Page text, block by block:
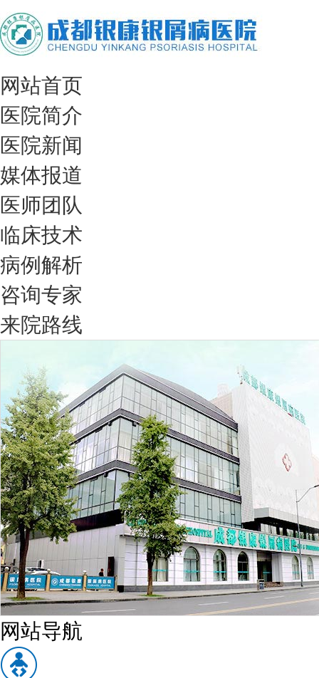
网站首页
医院简介
医院新闻
媒体报道
医师团队
临床技术
病例解析
咨询专家
来院路线
网站导航